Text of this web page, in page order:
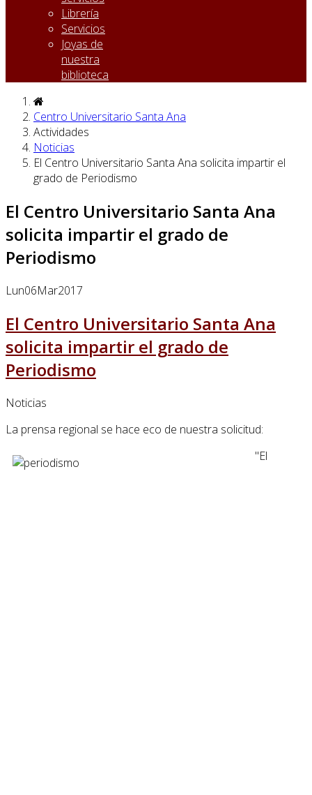
Librería
Servicios
Joyas de
nuestra
biblioteca
Centro Universitario Santa Ana
Actividades
Noticias
El Centro Universitario Santa Ana solicita impartir el
grado de Periodismo
El Centro Universitario Santa Ana
solicita impartir el grado de
Periodismo
Lun06Mar2017
El Centro Universitario Santa Ana
solicita impartir el grado de
Periodismo
Noticias
La prensa regional se hace eco de nuestra solicitud:
"El